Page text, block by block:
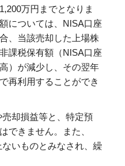
万円までとなりま
については、NISA口座
、当該売却した上場株
課税保有額（NISA口座
）が減少し、その翌年
再利用することができ
却損益等と、特定預
できません。また、
いものとみなされ、繰